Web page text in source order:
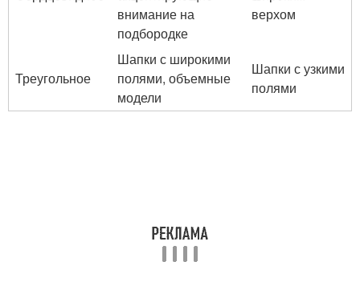
внимание на
подбородке
верхом
Треугольное
Шапки с широкими
полями, объемные
модели
Шапки с узкими
полями